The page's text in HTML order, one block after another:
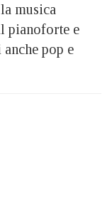
musica
pianoforte e
pop e